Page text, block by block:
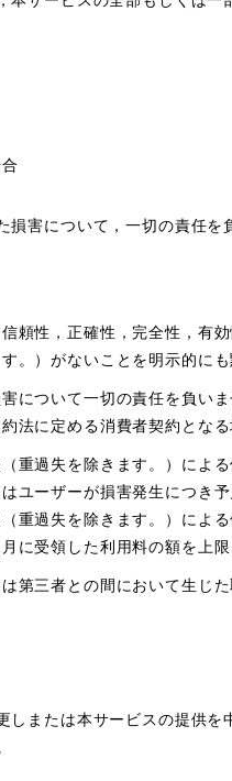
害について，一切の責任を
頼性，正確性，完全性，有
。）がないことを明示的に
について一切の責任を負い
法に定める消費者契約とな
重過失を除きます。）によ
ユーザーが損害発生につき
重過失を除きます。）によ
に受領した利用料の額を上限
第三者との間において生じ
または本サービスの提供を